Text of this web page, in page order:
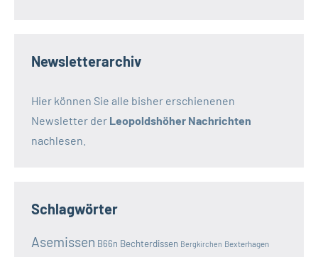
Newsletterarchiv
Hier können Sie alle bisher erschienenen
Newsletter der Leopoldshöher Nachrichten
nachlesen.
Schlagwörter
Asemissen B66n Bechterdissen Bergkirchen Bexterhagen